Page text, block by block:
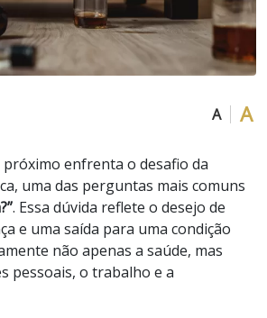
A A
próximo enfrenta o desafio da
uma das perguntas mais comuns
. Essa dúvida reflete o desejo de
e uma saída para uma condição
não apenas a saúde, mas
pessoais, o trabalho e a